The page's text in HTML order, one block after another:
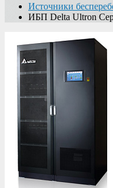
Источники
ИБП Delta Ultron